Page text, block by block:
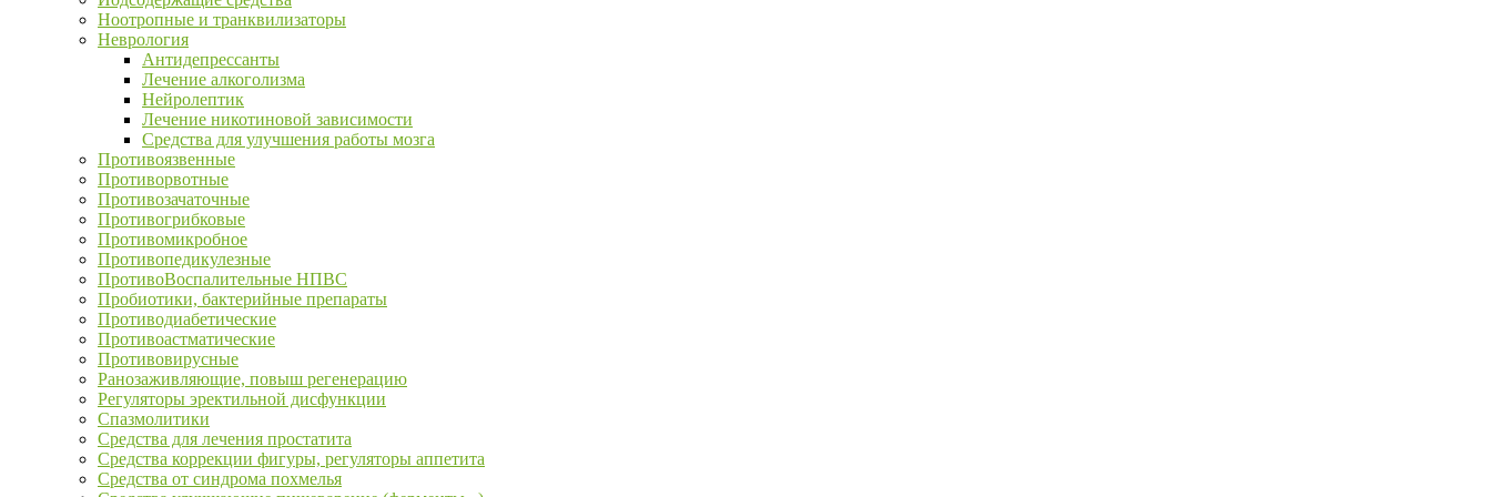
Ноотропные и транквилизаторы
Неврология
Антидепрессанты
Лечение алкоголизма
Нейролептик
Лечение никотиновой зависимости
Средства для улучшения работы мозга
Противоязвенные
Противорвотные
Противозачаточные
Противогрибковые
Противомикробное
Противопедикулезные
ПротивоВоспалительные НПВС
Пробиотики, бактерийные препараты
Противодиабетические
Противоастматические
Противовирусные
Ранозаживляющие, повыш регенерацию
Регуляторы эректильной дисфункции
Спазмолитики
Средства для лечения простатита
Средства коррекции фигуры, регуляторы аппетита
Средства от синдрома похмелья